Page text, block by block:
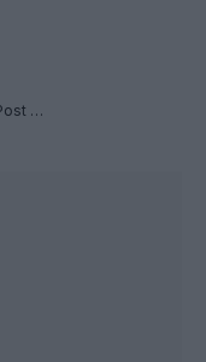
Petrichor i kadzidło - Patriarkh / Embrional / Post Profession - Relacja